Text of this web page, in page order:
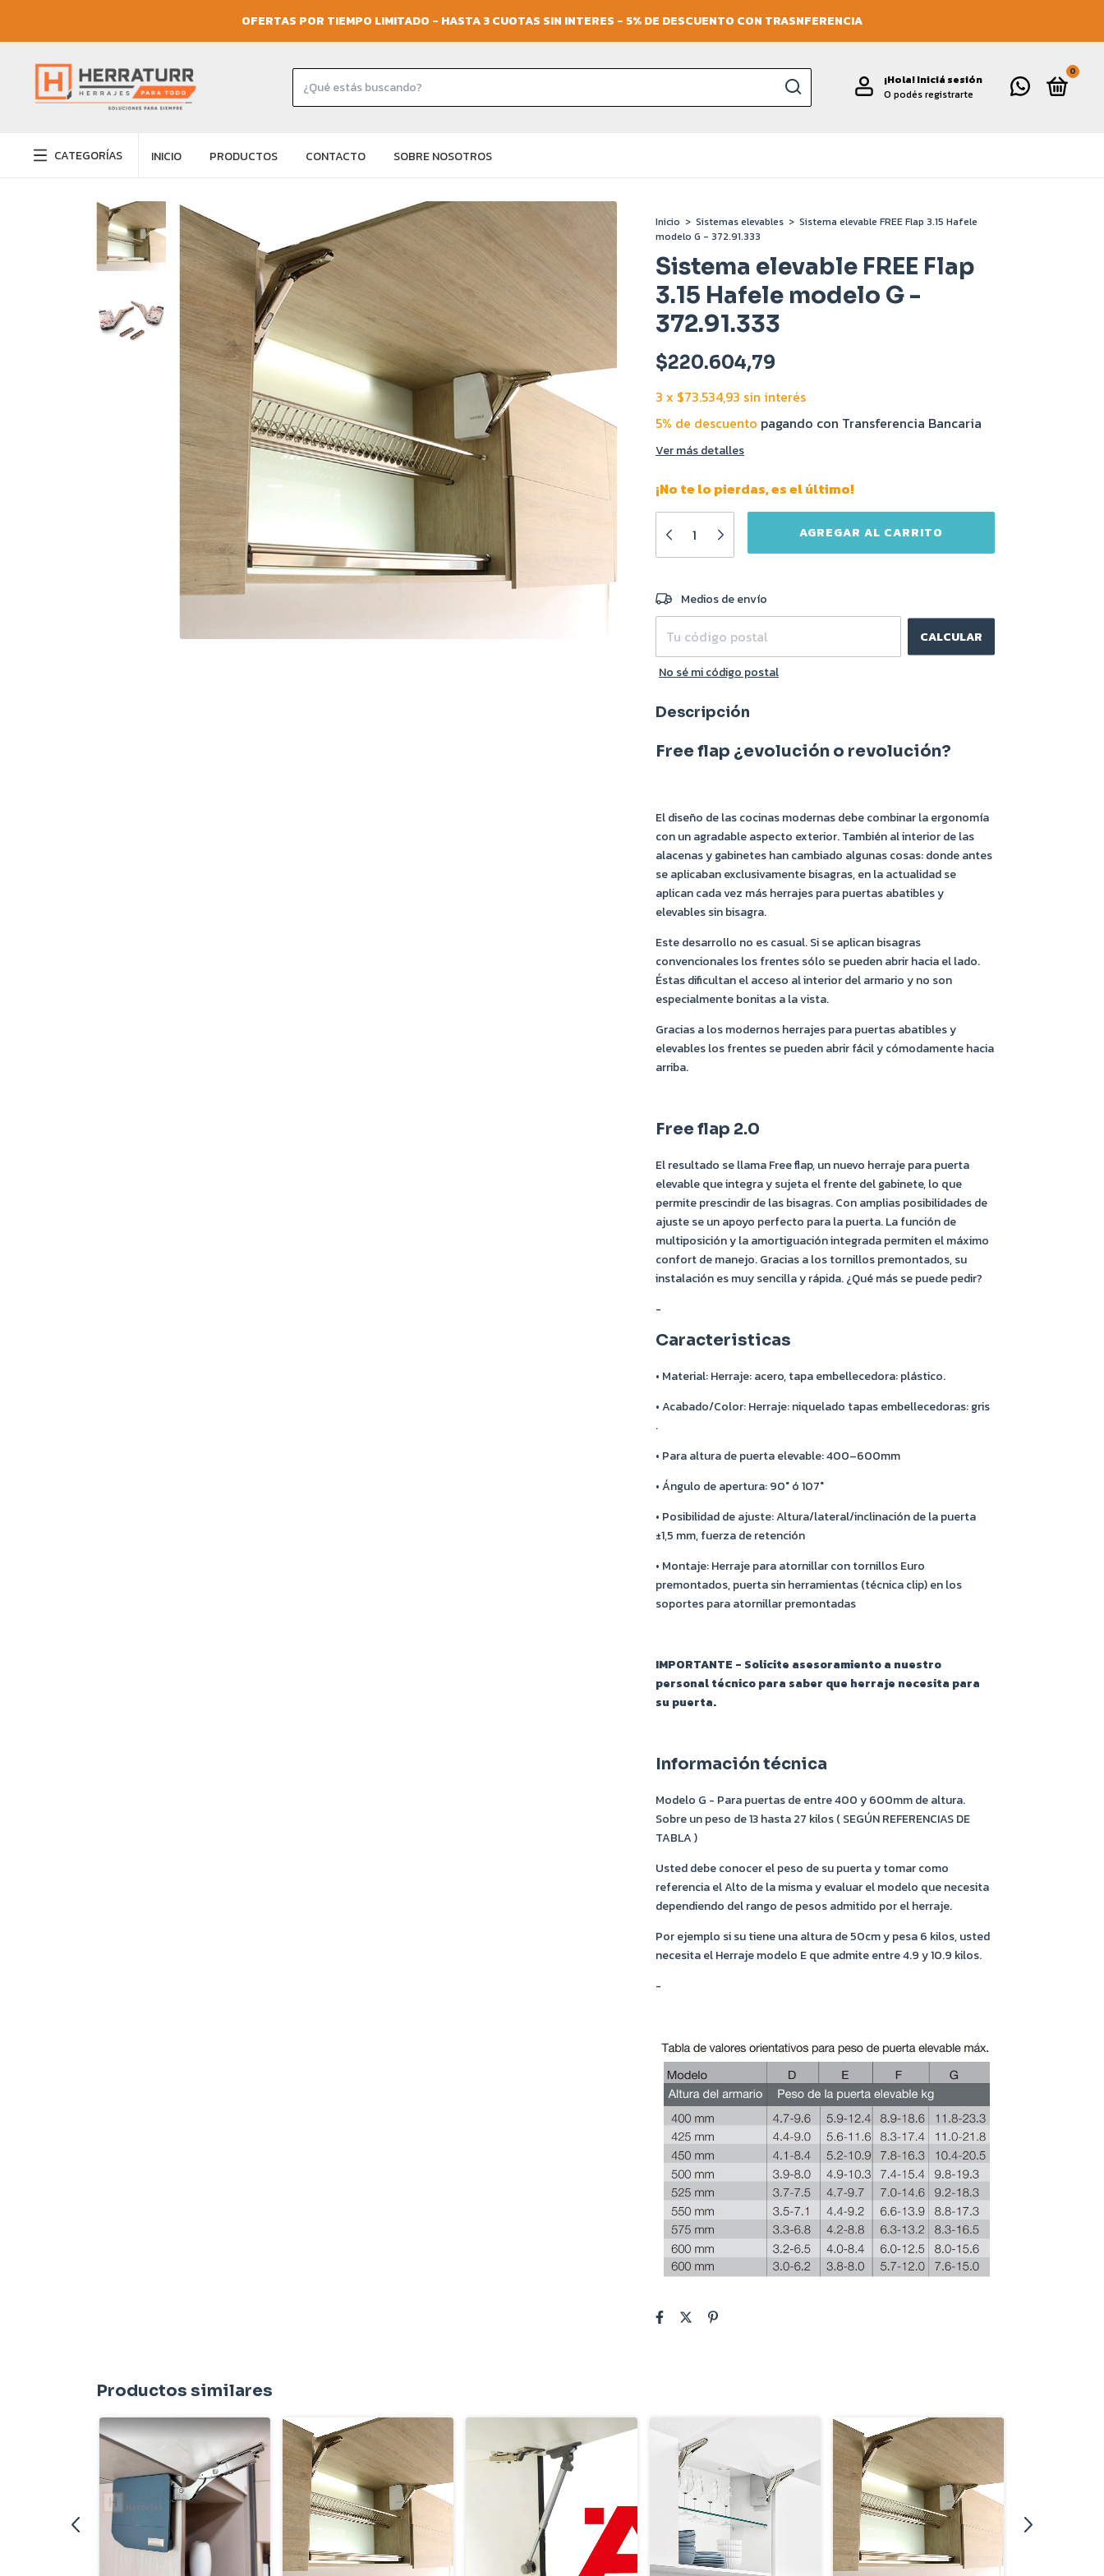
OFERTAS POR TIEMPO LIMITADO - HASTA 3 CUOTAS SIN INTERES - 5% DE DESCUENTO CON TRASNFERENCIA
¡Hola!Iniciá sesión
O podés registrarte
0
CATEGORÍAS INICIO PRODUCTOS CONTACTO SOBRE NOSOTROS
Inicio > Sistemas elevables > Sistema elevable FREE Flap 3.15 Hafele
modelo G - 372.91.333
Sistema elevable FREE Flap
3.15 Hafele modelo G -
372.91.333
$220.604,79
3 x $73.534,93 sin interés
5% de descuento pagando con Transferencia Bancaria
Ver más detalles
¡No te lo pierdas, es el último!
Entregas para el CP:
Medios de envío
CALCULAR
No sé mi código postal
Descripción
Free flap ¿evolución o revolución?
El diseño de las cocinas modernas debe combinar la ergonomía
con un agradable aspecto exterior. También al interior de las
alacenas y gabinetes han cambiado algunas cosas: donde antes
se aplicaban exclusivamente bisagras, en la actualidad se
aplican cada vez más herrajes para puertas abatibles y
elevables sin bisagra.
Este desarrollo no es casual. Si se aplican bisagras
convencionales los frentes sólo se pueden abrir hacia el lado.
Éstas dificultan el acceso al interior del armario y no son
especialmente bonitas a la vista.
Gracias a los modernos herrajes para puertas abatibles y
elevables los frentes se pueden abrir fácil y cómodamente hacia
arriba.
Free flap 2.0
El resultado se llama Free flap, un nuevo herraje para puerta
elevable que integra y sujeta el frente del gabinete, lo que
permite prescindir de las bisagras. Con amplias posibilidades de
ajuste se un apoyo perfecto para la puerta. La función de
multiposición y la amortiguación integrada permiten el máximo
confort de manejo. Gracias a los tornillos premontados, su
instalación es muy sencilla y rápida. ¿Qué más se puede pedir?
-
Caracteristicas
• Material: Herraje: acero, tapa embellecedora: plástico.
• Acabado/Color: Herraje: niquelado tapas embellecedoras: gris
.
• Para altura de puerta elevable: 400–600mm
• Ángulo de apertura: 90° ó 107°
• Posibilidad de ajuste: Altura/lateral/inclinación de la puerta
±1,5 mm, fuerza de retención
• Montaje: Herraje para atornillar con tornillos Euro
premontados, puerta sin herramientas (técnica clip) en los
soportes para atornillar premontadas
IMPORTANTE - Solicite asesoramiento a nuestro
personal técnico para saber que herraje necesita para
su puerta.
Información técnica
Modelo G - Para puertas de entre 400 y 600mm de altura.
Sobre un peso de 13 hasta 27 kilos ( SEGÚN REFERENCIAS DE
TABLA )
Usted debe conocer el peso de su puerta y tomar como
referencia el Alto de la misma y evaluar el modelo que necesita
dependiendo del rango de pesos admitido por el herraje.
Por ejemplo si su tiene una altura de 50cm y pesa 6 kilos, usted
necesita el Herraje modelo E que admite entre 4.9 y 10.9 kilos.
-
Productos similares